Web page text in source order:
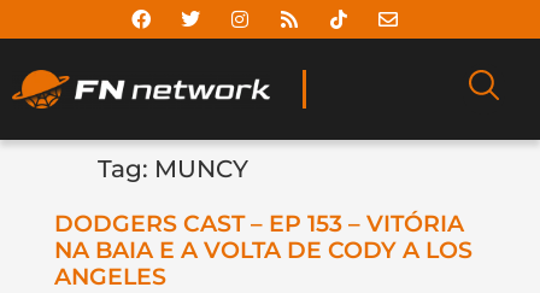
Tag: MUNCY
DODGERS CAST – EP 153 – VITÓRIA
NA BAIA E A VOLTA DE CODY A LOS
ANGELES